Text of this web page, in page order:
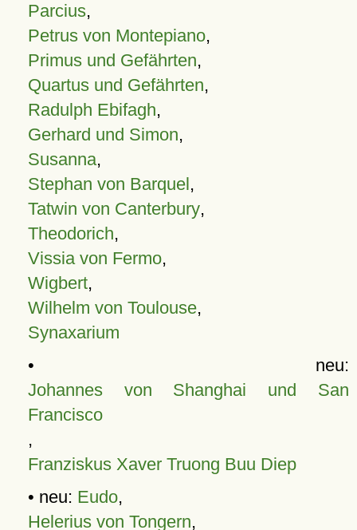
Parcius,
Petrus von Montepiano,
Primus und Gefährten,
Quartus und Gefährten,
Radulph Ebifagh,
Gerhard und Simon,
Susanna,
Stephan von Barquel,
Tatwin von Canterbury,
Theodorich,
Vissia von Fermo,
Wigbert,
Wilhelm von Toulouse,
Synaxarium
• neu:
Johannes von Shanghai und San
Francisco
,
Franziskus Xaver Truong Buu Diep
• neu: Eudo,
Helerius von Tongern,